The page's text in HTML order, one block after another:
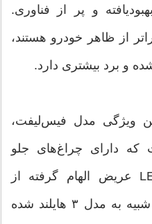
و پر از فناوری.
از ظاهر خودرو هستند،
ویژگی مدل فیس‌لیفت،
که دارای چراغ‌های جلو
تقسیم شده و یک نوار LED عریض الهام گرفته از
سایبرکب است. سپر خودرو شبیه به مدل ۳ هایلند شده